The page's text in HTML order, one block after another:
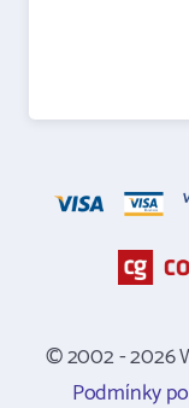
© 2002 - 2026
Podmínky